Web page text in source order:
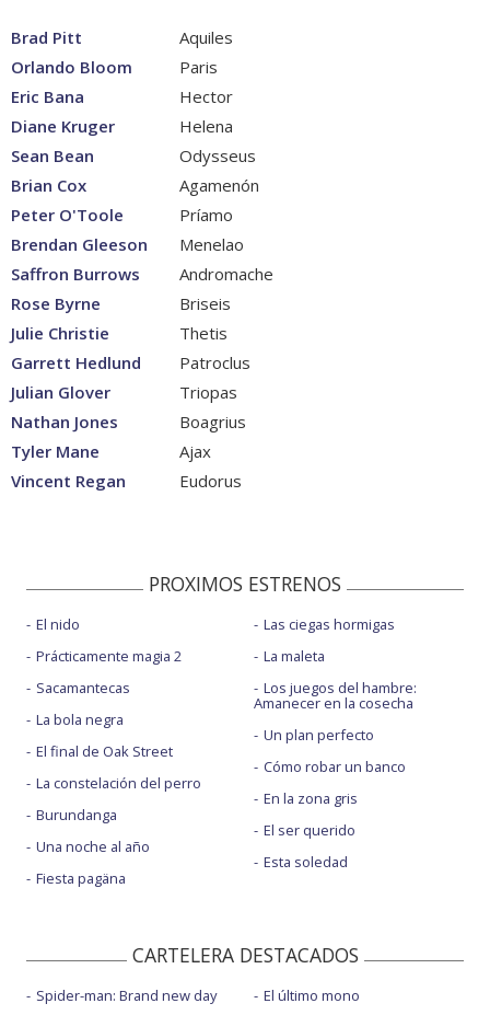
Brad Pitt
Aquiles
Orlando Bloom
Paris
Eric Bana
Hector
Diane Kruger
Helena
Sean Bean
Odysseus
Brian Cox
Agamenón
Peter O'Toole
Príamo
Brendan Gleeson
Menelao
Saffron Burrows
Andromache
Rose Byrne
Briseis
Julie Christie
Thetis
Garrett Hedlund
Patroclus
Julian Glover
Triopas
Nathan Jones
Boagrius
Tyler Mane
Ajax
Vincent Regan
Eudorus
PROXIMOS ESTRENOS
El nido
Prácticamente magia 2
Sacamantecas
La bola negra
El final de Oak Street
La constelación del perro
Burundanga
Una noche al año
Fiesta pagäna
Las ciegas hormigas
La maleta
Los juegos del hambre:
Amanecer en la cosecha
Un plan perfecto
Cómo robar un banco
En la zona gris
El ser querido
Esta soledad
CARTELERA DESTACADOS
Spider-man: Brand new day
El último mono